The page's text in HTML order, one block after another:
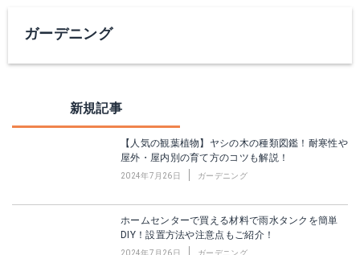
ガーデニング
新規記事
【人気の観葉植物】ヤシの木の種類図鑑！耐寒性や
屋外・屋内別の育て方のコツも解説！
2024年7月26日 ガーデニング
ホームセンターで買える材料で雨水タンクを簡単
DIY！設置方法や注意点もご紹介！
2024年7月26日 ガーデニング